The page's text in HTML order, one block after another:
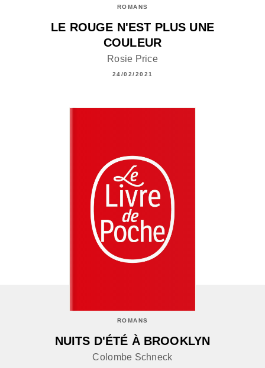
ROMANS
LE ROUGE N'EST PLUS UNE
COULEUR
Rosie Price
24/02/2021
ROMANS
NUITS D'ÉTÉ À BROOKLYN
Colombe Schneck